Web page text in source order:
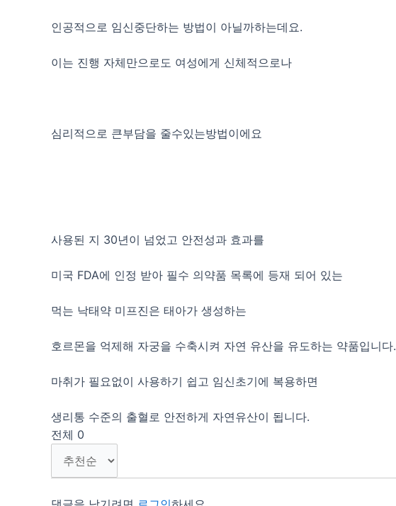
인공적으로 임신중단하는 방법이 아닐까하는데요.
이는 진행 자체만으로도 여성에게 신체적으로나
심리적으로 큰부담을 줄수있는방법이에요
사용된 지 30년이 넘었고 안전성과 효과를
미국 FDA에 인정 받아 필수 의약품 목록에 등재 되어 있는
먹는 낙태약 미프진은 태아가 생성하는
호르몬을 억제해 자궁을 수축시켜 자연 유산을 유도하는 약품입니다.
마취가 필요없이 사용하기 쉽고 임신초기에 복용하면
생리통 수준의 출혈로 안전하게 자연유산이 됩니다.
전체 0